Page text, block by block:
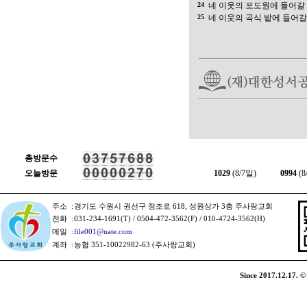
24 네 이웃의 포도원에 들어
25 네 이웃의 곡식 밭에 들어
총방문수
오늘방문
1029 (8/7일) 0994
주소 : 경기도 수원시 권선구 정조로 618, 성원상가 3층 주사랑교회
전화 :031-234-1691(T) / 0504-472-3562(F) / 010-4724-3562(H)
메일 :file001@nate.com
계좌 : 농협 351-10022982-63 (주사랑교회)
Since 2017.12.17.